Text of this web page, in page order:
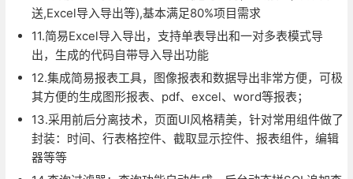
送,Excel导入导出等),基本满足80%项目需求
11.简易Excel导入导出，支持单表导出和一对多表模式导
出，生成的代码自带导入导出功能
12.集成简易报表工具，图像报表和数据导出非常方便，可极
其方便的生成图形报表、pdf、excel、word等报表；
13.采用前后分离技术，页面UI风格精美，针对常用组件做了
封装：时间、行表格控件、截取显示控件、报表组件，编辑
器等等